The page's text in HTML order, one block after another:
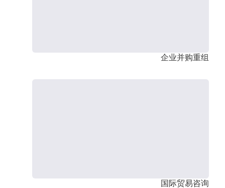
企业并购重组
国际贸易咨询